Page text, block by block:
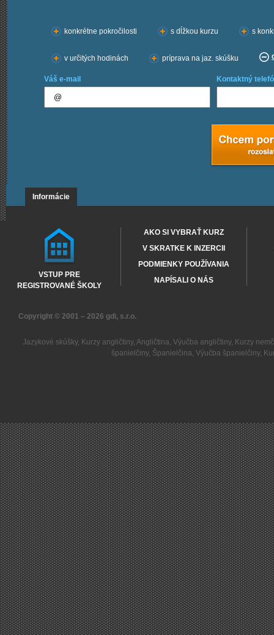
konkrétne pokročilosti
s dĺžkou kurzu s
v určitých hodinách príprava na jaz. skúšku
Váš e-mail Kontaktný
Informácie
VSTUP PRE
REGISTROVANÉ ŠKOLY
AKO SI VYBRAŤ KURZ
V SKRATKE K INZERCII
PODMIENKY POUŽÍVANIA
NAPÍSALI O NÁS
Copyright © 2001 – 2026 gdi, s.r.o.
Jazykové skúšky, Kurzy angličtiny, Angličtina, Výučba angličtiny, Kurzy
španielčiny, Španielčina, Výučba španielčiny,